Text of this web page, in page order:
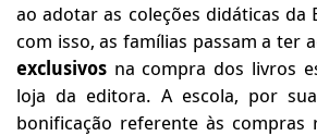
ao adotar as coleções didáticas da
com isso, as famílias passam a ter
exclusivos na compra dos livros
loja da editora. A escola, por
bonificação referente às compras